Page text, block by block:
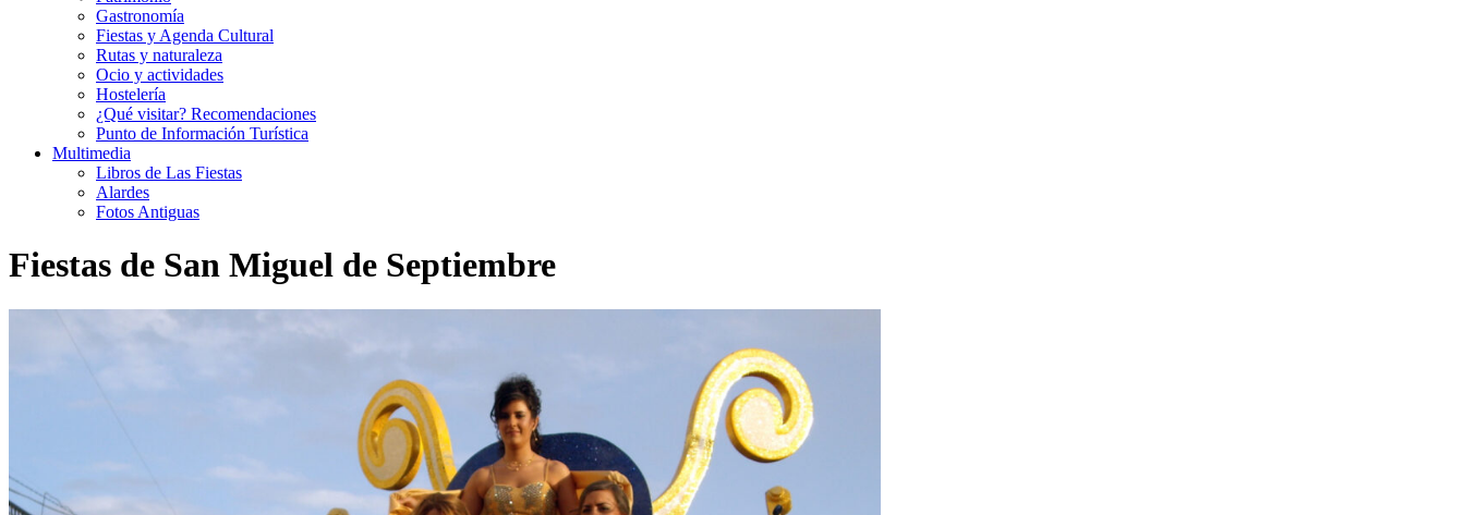
Gastronomía
Fiestas y Agenda Cultural
Rutas y naturaleza
Ocio y actividades
Hostelería
¿Qué visitar? Recomendaciones
Punto de Información Turística
Multimedia
Libros de Las Fiestas
Alardes
Fotos Antiguas
Fiestas de San Miguel de Septiembre